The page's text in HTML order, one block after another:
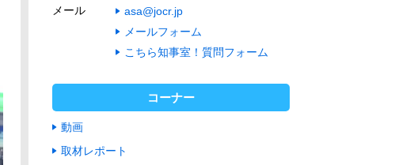
メール
asa@jocr.jp
メールフォーム
こちら知事室！質問フォーム
コーナー
動画
取材レポート